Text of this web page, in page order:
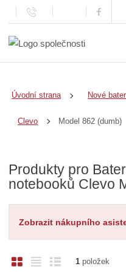
Úvodní strana Nové
Clevo Model 862 (dumb)
Produkty pro
notebooků Clevo
Zobrazit nákupního
O
Ř
1položek